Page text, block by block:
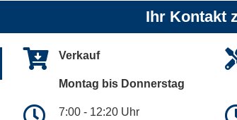
Ihr Kontakt
Verkauf
Montag bis Donnerstag
7:00 - 12:20 Uhr